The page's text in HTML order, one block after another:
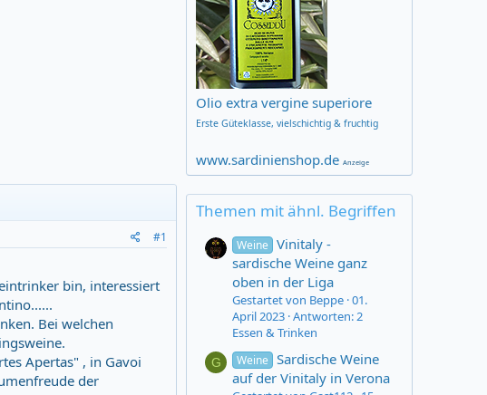
#1
bin, interessiert
Bei welchen
Apertas" , in Gavoi
der
Olio extra vergine superiore
Erste Güteklasse, vielschichtig & fruchtig
www.sardinienshop.de Anzeige
Themen mit ähnl. Begriffen
Weine
Vinitaly -
sardische Weine ganz
oben in der Liga
Gestartet von Beppe 01.
April 2023 Antworten: 2
Essen & Trinken
G Weine
Sardische Weine
auf der Vinitaly in Verona